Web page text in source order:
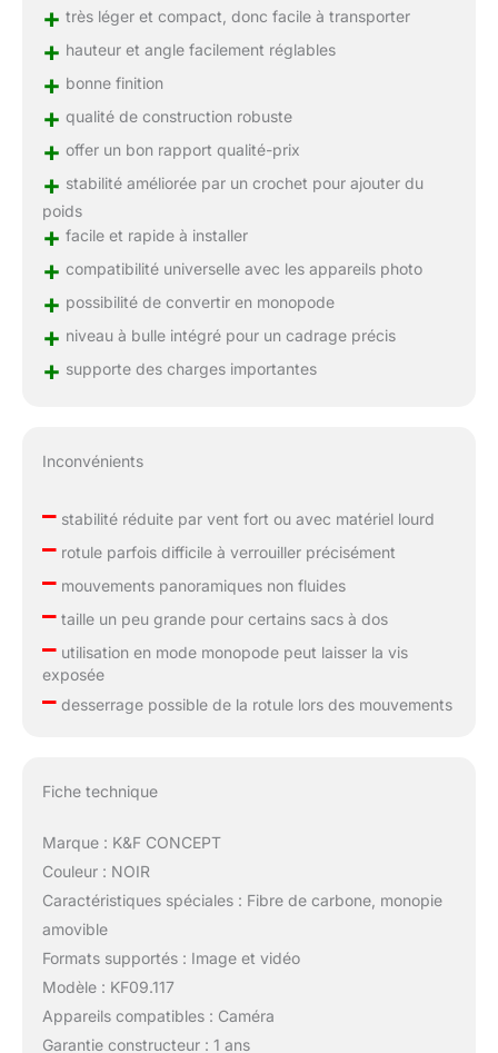
+ très léger et compact, donc facile à transporter
+ hauteur et angle facilement réglables
+ bonne finition
+ qualité de construction robuste
+ offer un bon rapport qualité-prix
+ stabilité améliorée par un crochet pour ajouter du
poids
+ facile et rapide à installer
+ compatibilité universelle avec les appareils photo
+ possibilité de convertir en monopode
+ niveau à bulle intégré pour un cadrage précis
+ supporte des charges importantes
Inconvénients
–stabilité réduite par vent fort ou avec matériel lourd
–rotule parfois difficile à verrouiller précisément
–mouvements panoramiques non fluides
–taille un peu grande pour certains sacs à dos
–utilisation en mode monopode peut laisser la vis
exposée
–desserrage possible de la rotule lors des mouvements
Fiche technique
Marque : K&F CONCEPT
Couleur : NOIR
Caractéristiques spéciales : Fibre de carbone, monopie
amovible
Formats supportés : Image et vidéo
Modèle : KF09.117
Appareils compatibles : Caméra
Garantie constructeur : 1 ans